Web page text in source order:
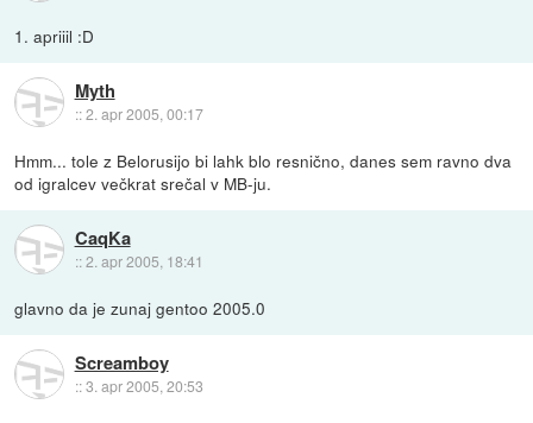
1. apriiil :D
Myth
::2. apr 2005, 00:17
Hmm... tole z Belorusijo bi lahk blo resnično, danes sem ravno dva
od igralcev večkrat srečal v MB-ju.
CaqKa
::2. apr 2005, 18:41
glavno da je zunaj gentoo 2005.0
Screamboy
::3. apr 2005, 20:53